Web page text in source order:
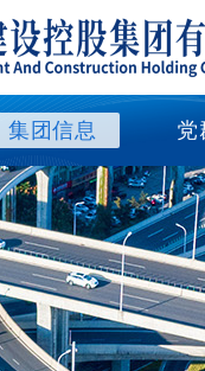
集团信息 党